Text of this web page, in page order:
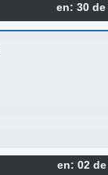
en: 30
en: 02